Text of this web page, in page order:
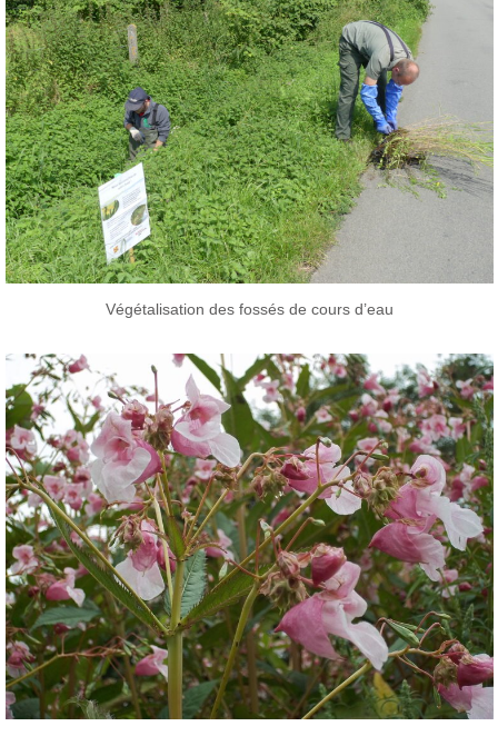
Végétalisation des fossés de cours d’eau